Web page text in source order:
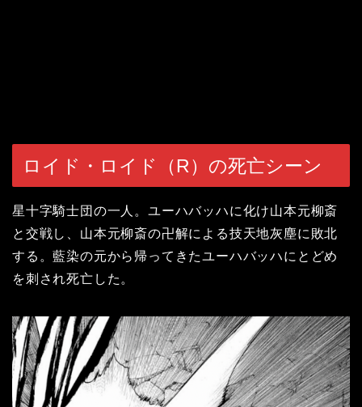
ロイド・ロイド（R）の死亡シーン
星十字騎士団の一人。ユーハバッハに化け山本元柳斎
と交戦し、山本元柳斎の卍解による技天地灰塵に敗北
する。藍染の元から帰ってきたユーハバッハにとどめ
を刺され死亡した。